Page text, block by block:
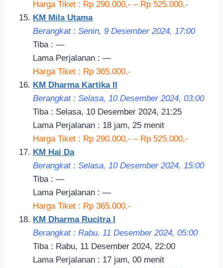
Harga Tiket : Rp 290.000,- – Rp 525.000,-
KM Mila Utama
Berangkat : Senin, 9 Desember 2024, 17:00
Tiba : —
Lama Perjalanan : —
Harga Tiket : Rp 365.000,-
KM Dharma Kartika II
Berangkat : Selasa, 10 Desember 2024, 03:00
Tiba : Selasa, 10 Desember 2024, 21:25
Lama Perjalanan : 18 jam, 25 menit
Harga Tiket : Rp 290.000,- – Rp 525.000,-
KM Hai Da
Berangkat : Selasa, 10 Desember 2024, 15:00
Tiba : —
Lama Perjalanan : —
Harga Tiket : Rp 365.000,-
KM Dharma Rucitra I
Berangkat : Rabu, 11 Desember 2024, 05:00
Tiba : Rabu, 11 Desember 2024, 22:00
Lama Perjalanan : 17 jam, 00 menit